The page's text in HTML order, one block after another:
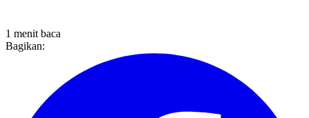
1 menit baca
Bagikan: